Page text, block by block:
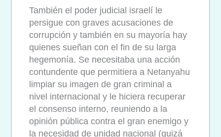
También el poder judicial israelí le
persigue con graves acusaciones de
corrupción y también en su mayoría hay
quienes sueñan con el fin de su larga
hegemonía. Se necesitaba una acción
contundente que permitiera a Netanyahu
limpiar su imagen de gran criminal a
nivel internacional y le hiciera recuperar
el consenso interno, reuniendo a la
opinión pública contra el gran enemigo y
la necesidad de unidad nacional (quizá